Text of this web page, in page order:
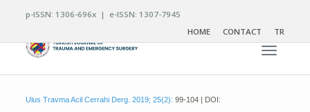
p-ISSN: 1306-696x | e-ISSN: 1307-7945
HOME
CONTACT TR
Toggle
Ulus Travma Acil Cerrahi Derg. 2019; 25(2): 99-104 | DOI: